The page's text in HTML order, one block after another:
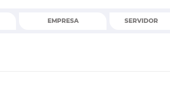
EMPRESA SERVIDOR